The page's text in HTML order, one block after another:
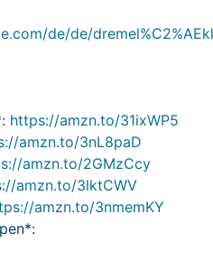
de/de/
https://amzn.to/31ixWP5
amzn.to/3nL8paD
amzn.to/2GMzCcy
amzn.to/3lktCWV
amzn.to/3nmemKY